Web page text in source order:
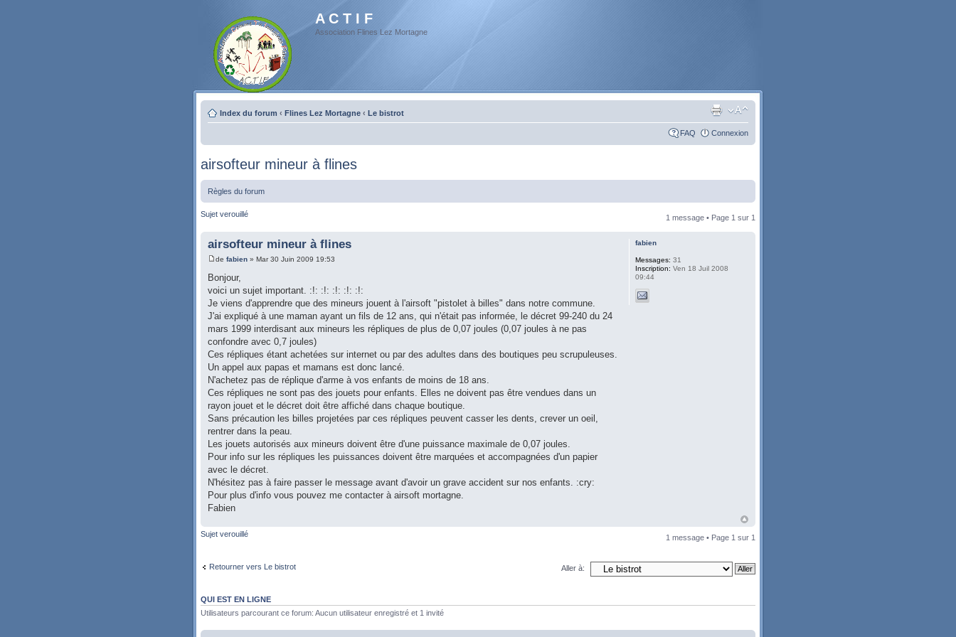
A C T I F
Association Flines Lez Mortagne
Index du forum ‹ Flines Lez Mortagne ‹ Le bistrot
FAQ Connexion
airsofteur mineur à flines
Règles du forum
Sujet verouillé 1 message • Page 1 sur 1
airsofteur mineur à flines
de fabien » Mar 30 Juin 2009 19:53
Bonjour,
voici un sujet important. :!: :!: :!: :!: :!:
Je viens d'apprendre que des mineurs jouent à l'airsoft "pistolet à billes" dans notre commune.
J'ai expliqué à une maman ayant un fils de 12 ans, qui n'était pas informée, le décret 99-240 du 24
mars 1999 interdisant aux mineurs les répliques de plus de 0,07 joules (0,07 joules à ne pas
confondre avec 0,7 joules)
Ces répliques étant achetées sur internet ou par des adultes dans des boutiques peu scrupuleuses.
Un appel aux papas et mamans est donc lancé.
N'achetez pas de réplique d'arme à vos enfants de moins de 18 ans.
Ces répliques ne sont pas des jouets pour enfants. Elles ne doivent pas être vendues dans un
rayon jouet et le décret doit être affiché dans chaque boutique.
Sans précaution les billes projetées par ces répliques peuvent casser les dents, crever un oeil,
rentrer dans la peau.
Les jouets autorisés aux mineurs doivent être d'une puissance maximale de 0,07 joules.
Pour info sur les répliques les puissances doivent être marquées et accompagnées d'un papier
avec le décret.
N'hésitez pas à faire passer le message avant d'avoir un grave accident sur nos enfants. :cry:
Pour plus d'info vous pouvez me contacter à airsoft mortagne.
Fabien
fabien
Messages: 31
Inscription: Ven 18 Juil 2008
09:44
Sujet verouillé 1 message • Page 1 sur 1
Retourner vers Le bistrot Aller à:
QUI EST EN LIGNE
Utilisateurs parcourant ce forum: Aucun utilisateur enregistré et 1 invité